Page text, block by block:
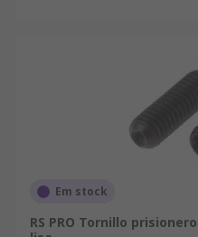
Em stock
RS PRO Tornillo